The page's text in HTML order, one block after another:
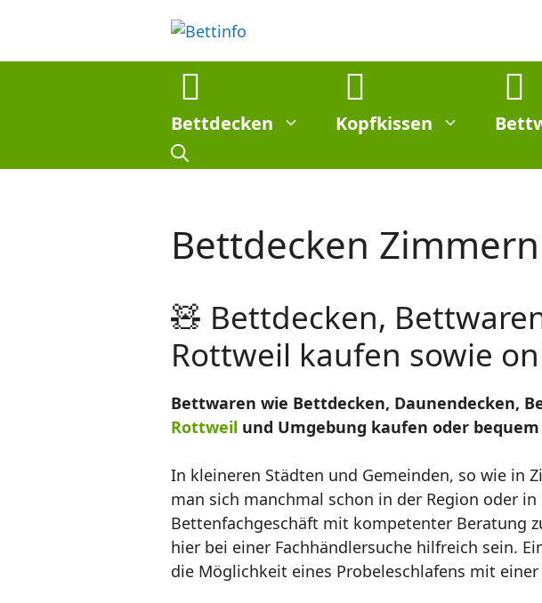
springen
Bettdecken Kopfkissen
Bettdecken
🧸 Bettdecken,
Rottweil kaufen sowie
Bettwaren wie Bettdecken, Daunendecken,
Rottweil und Umgebung kaufen oder
In kleineren Städten und Gemeinden, so wie in
man sich manchmal schon in der Region oder
Bettenfachgeschäft mit kompetenter Beratung
hier bei einer Fachhändlersuche hilfreich sein.
die Möglichkeit eines Probeleschlafens mit